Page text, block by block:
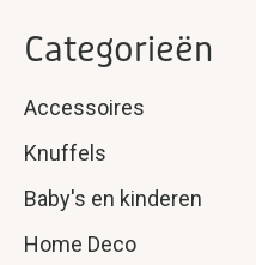
Categorieën
Accessoires
Knuffels
Baby's en kinderen
Home Deco